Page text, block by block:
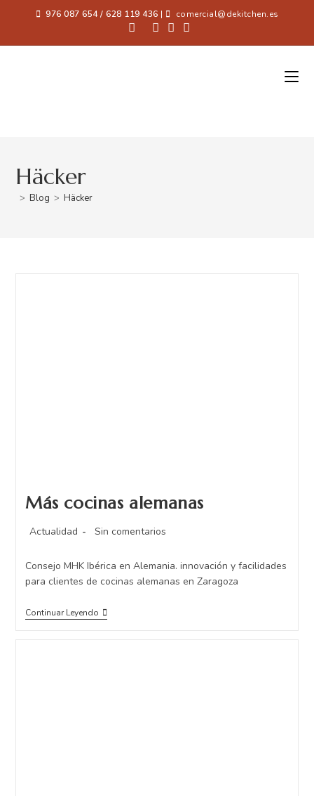
976 087 654 / 628 119 436 | comercial@dekitchen.es
Häcker
> Blog > Häcker
Más cocinas alemanas
Actualidad Sin comentarios
Consejo MHK Ibérica en Alemania. innovación y facilidades
para clientes de cocinas alemanas en Zaragoza
Continuar Leyendo